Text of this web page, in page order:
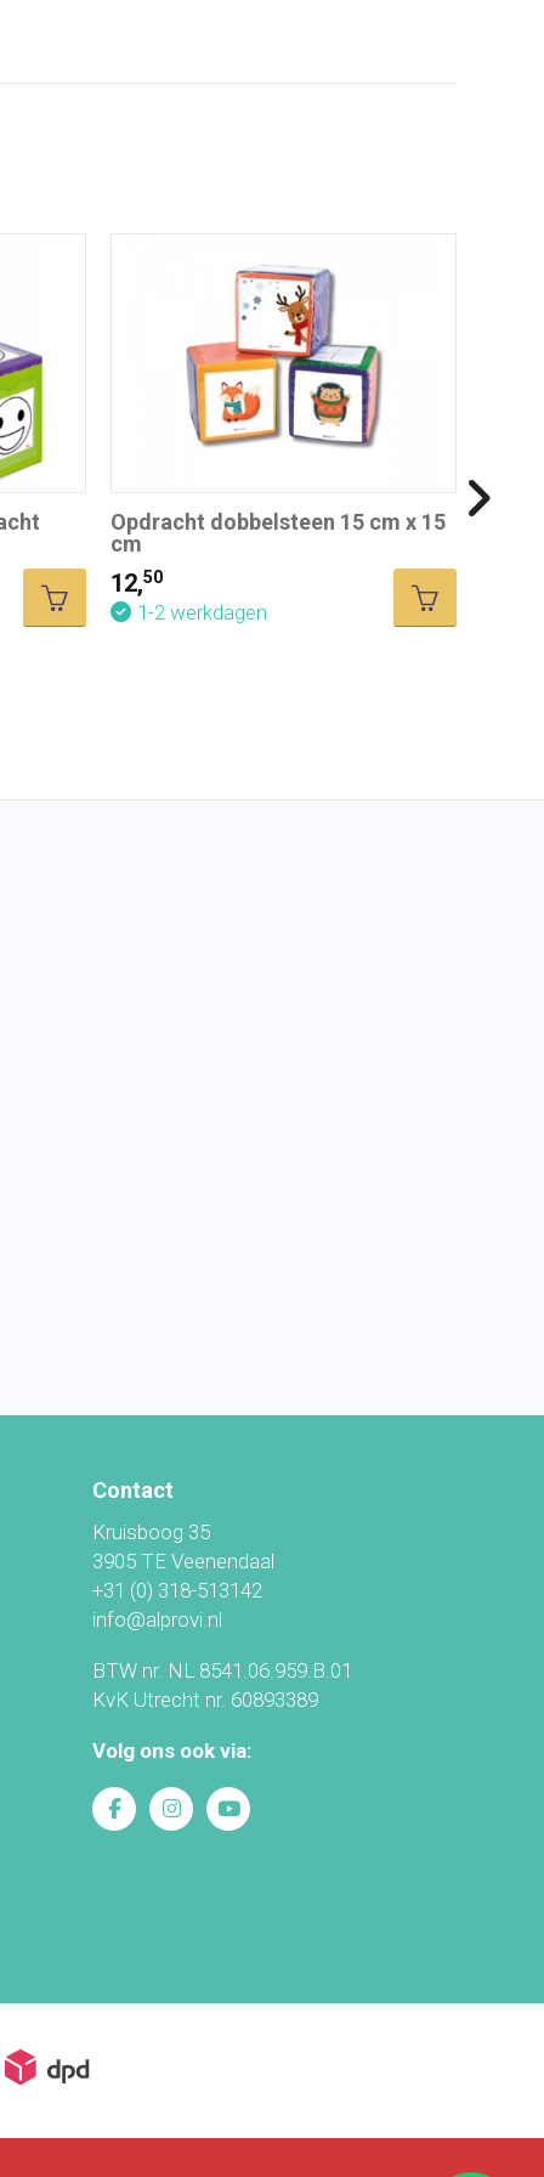
Opdracht dobbelsteen 15 cm x 15
cm
12,50
1-2 werkdagen
Contact
Kruisboog 35
3905 TE Veenendaal
+31 (0) 318-513142
info@alprovi.nl
BTW nr. NL 8541.06.959.B.01
KvK Utrecht nr. 60893389
Volg ons ook via: